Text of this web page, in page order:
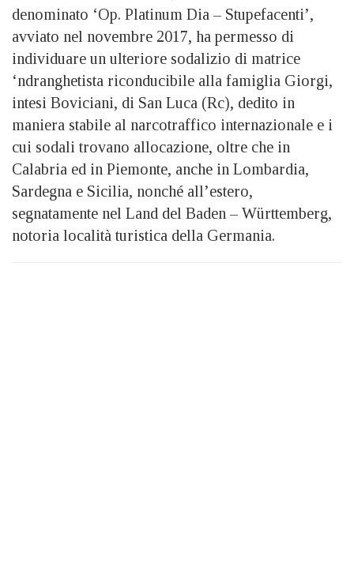
denominato ‘Op. Platinum Dia – Stupefacenti’,
avviato nel novembre 2017, ha permesso di
individuare un ulteriore sodalizio di matrice
‘ndranghetista riconducibile alla famiglia Giorgi,
intesi Boviciani, di San Luca (Rc), dedito in
maniera stabile al narcotraffico internazionale e i
cui sodali trovano allocazione, oltre che in
Calabria ed in Piemonte, anche in Lombardia,
Sardegna e Sicilia, nonché all’estero,
segnatamente nel Land del Baden – Württemberg,
notoria località turistica della Germania.